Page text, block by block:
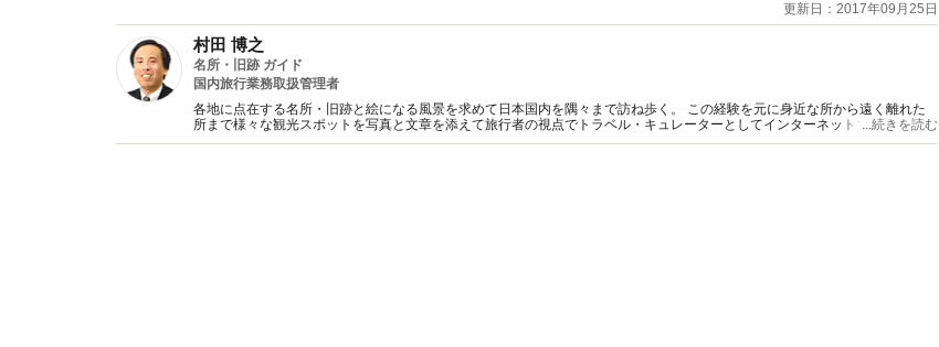
更新日：2017年09月25日
村田 博之
名所・旧跡 ガイド
国内旅行業務取扱管理者
各地に点在する名所・旧跡と絵になる風景を求めて日本国内を隅々まで訪ね歩く。 この経験を元に身近な所から遠く離れた
所まで様々な観光スポットを写真と文章を添えて旅行者の視点でトラベル・キュレーターとしてインターネットで紹介。 ガ
イドブック、新聞、テレビ、ラジオに随時情報を提供中。 国内旅行業務取扱管理者
...続きを読む